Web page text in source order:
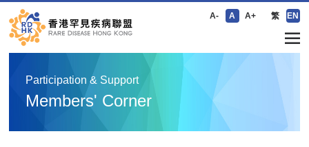
A- A A+ 繁 EN
Participation & Support
Members' Corner